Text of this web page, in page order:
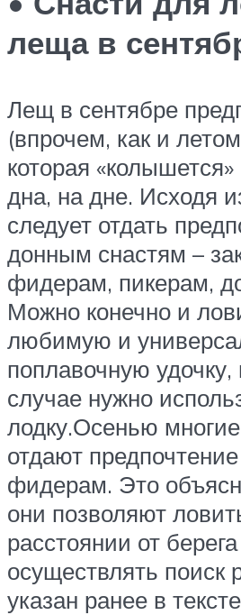
леща в
Лещ в сентябре
(впрочем, как и
которая «колышется»
дна, на дне. Исходя
следует отдать
донным снастям –
фидерам, пикерам,
Можно конечно и
любимую и
поплавочную удочку,
случае нужно
лодку.Осенью
отдают
фидерам. Это
они позволяют
расстоянии от
осуществлять поиск
указан ранее в